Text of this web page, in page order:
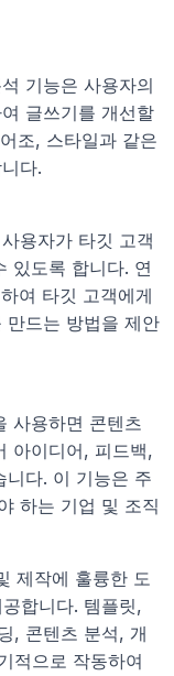
기능은 사용자의
글쓰기를 개선할
조, 스타일과 같은
다.
용자가 타깃 고객
있도록 합니다. 연
여 타깃 고객에게
만드는 방법을 제안
사용하면 콘텐츠
아이디어, 피드백,
니다. 이 기능은 주
하는 기업 및 조직
제작에 훌륭한 도
합니다. 템플릿,
, 콘텐츠 분석, 개
적으로 작동하여